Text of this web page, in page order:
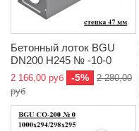
Бетонный лоток BGU
DN200 H245 № -10-0
2 166,00 руб -5%
2 280,00
руб